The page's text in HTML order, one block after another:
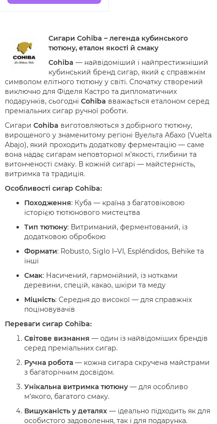
Сигари Cohiba – легенда кубинського
тютюну, еталон якості й смаку
Cohiba — найвідоміший і найпрестижніший
кубинський бренд сигар, який є справжнім
символом елітного тютюну у світі. Спочатку створений
виключно для Фіделя Кастро та дипломатичних
подарунків, сьогодні Cohiba вважається еталоном серед
преміальних сигар ручної роботи.
Сигари Cohiba виготовляються з добірного тютюну,
вирощеного у знаменитому регіоні Вуельта Абахо (Vuelta
Abajo), який проходить додаткову ферментацію — саме
вона надає сигарам неповторної м’якості, глибини та
витонченості смаку. В кожній сигарі — майстерність,
витримка та традиція.
Особливості сигар Cohiba:
Походження: Куба — країна з багатовіковою
історією тютюнового мистецтва
Тип тютюну: Витриманий, ферментований, із
додатковою обробкою
Формати: Robusto, Siglo I–VI, Espléndidos, Behike та
інші
Смак: Насичений, гармонійний, із нотками
деревини, спецій, какао, шкіри та меду
Міцність: Середня до високої — для справжніх
поціновувачів
Переваги сигар Cohiba:
Світове визнання — один із найвідоміших брендів
серед преміальних сигар.
Ручна робота — кожна сигара скручена майстрами
з багаторічним досвідом.
Унікальна витримка тютюну — для особливо
м’якого, багатого смаку.
Вишуканість у деталях — ідеально підходить як для
особистого задоволення, так і для подарунка.